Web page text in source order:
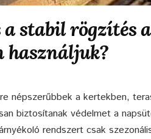
stabil rögzítés
használjuk?
népszerűbbek a kertekben,
biztosítanak védelmet a
rendszert csak